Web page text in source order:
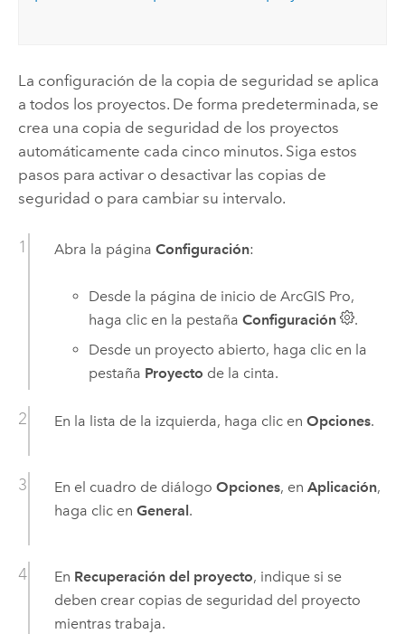
La configuración de la copia de seguridad se aplica
a todos los proyectos. De forma predeterminada, se
crea una copia de seguridad de los proyectos
automáticamente cada cinco minutos. Siga estos
pasos para activar o desactivar las copias de
seguridad o para cambiar su intervalo.
Abra la página Configuración:
Desde la página de inicio deArcGIS Pro,
haga clic en la pestañaConfiguración
.
Desde un proyecto abierto, haga clic en la
pestaña Proyecto de la cinta.
En la lista de la izquierda, haga clic en Opciones.
En el cuadro de diálogo Opciones, en Aplicación,
haga clic en General .
En Recuperación del proyecto, indique si se
deben crear copias de seguridad del proyecto
mientras trabaja.